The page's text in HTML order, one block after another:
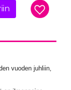
vuoden juhliin,